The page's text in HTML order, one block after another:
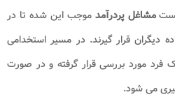
مشاغل پردرآمدموجب این شده تا در
دیگران قرار گیرند. در مسیر استخدامی
فرد مورد بررسی قرار گرفته و در صورت
می شود.